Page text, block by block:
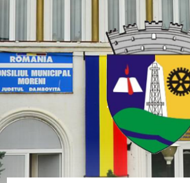
sidebar
sidebar